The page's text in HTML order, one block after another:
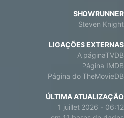
SHOWRUNNER
Steven Knight
LIGAÇÕES EXTERNAS
A páginaTVDB
Página IMDB
Página do TheMovieDB
ÚLTIMA ATUALIZAÇÃO
1 juillet 2026 - 06:12